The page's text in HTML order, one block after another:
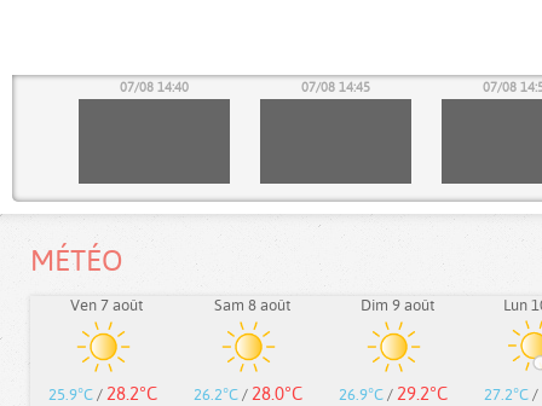
07/08 14:40 07/08 14:45 07/08
MÉTÉO
Ven 7 août
25.9°C / 28.2°C
Sam 8 août
26.2°C / 28.0°C
Dim 9 août
26.9°C / 29.2°C
Lun
27.2°C /